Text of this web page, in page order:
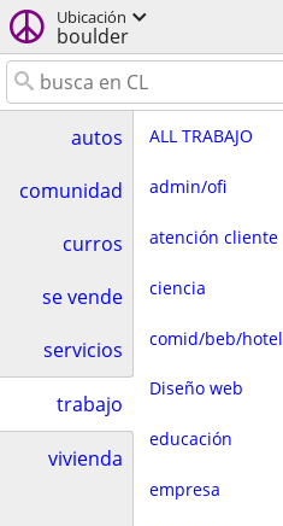
Ubicación
boulder
autos
comunidad
curros
se vende
servicios
trabajo
vivienda
ALL TRABAJO
admin/ofi
atención cliente
ciencia
comid/beb/hotel
Diseño web
educación
empresa